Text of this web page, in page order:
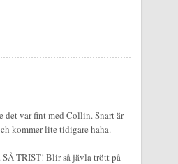
det var fint med Collin. Snart är
kommer lite tidigare haha.
TRIST! Blir så jävla trött på